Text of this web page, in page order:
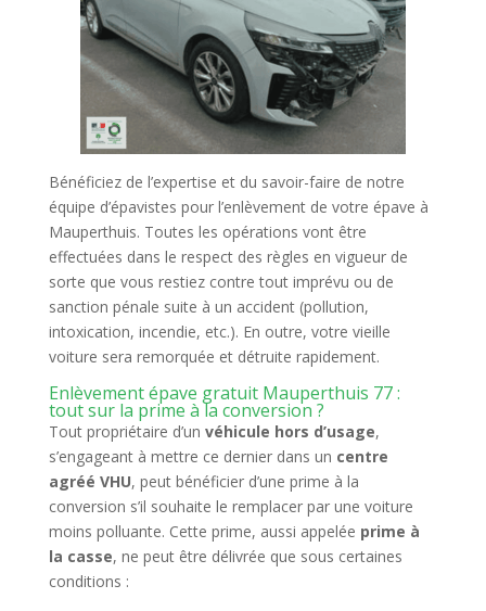
Bénéficiez de l’expertise et du savoir-faire de notre
équipe d’épavistes pour l’enlèvement de votre épave à
Mauperthuis. Toutes les opérations vont être
effectuées dans le respect des règles en vigueur de
sorte que vous restiez contre tout imprévu ou de
sanction pénale suite à un accident (pollution,
intoxication, incendie, etc.). En outre, votre vieille
voiture sera remorquée et détruite rapidement.
Enlèvement épave gratuit Mauperthuis 77 :
tout sur la prime à la conversion ?
Tout propriétaire d’un véhicule hors d’usage,
s’engageant à mettre ce dernier dans un centre
agréé VHU, peut bénéficier d’une prime à la
conversion s’il souhaite le remplacer par une voiture
moins polluante. Cette prime, aussi appelée prime à
la casse, ne peut être délivrée que sous certaines
conditions :